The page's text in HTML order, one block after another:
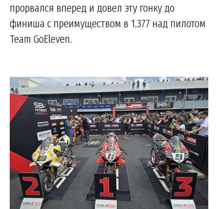
прорвался вперед и довел эту гонку до
финиша с преимуществом в 1.377 над пилотом
Team GoEleven.